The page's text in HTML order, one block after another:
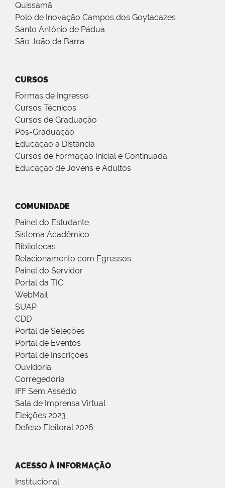
Quissamã
Polo de Inovação Campos dos Goytacazes
Santo Antônio de Pádua
São João da Barra
CURSOS
Formas de Ingresso
Cursos Técnicos
Cursos de Graduação
Pós-Graduação
Educação a Distância
Cursos de Formação Inicial e Continuada
Educação de Jovens e Adultos
COMUNIDADE
Painel do Estudante
Sistema Acadêmico
Bibliotecas
Relacionamento com Egressos
Painel do Servidor
Portal da TIC
WebMail
SUAP
CDD
Portal de Seleções
Portal de Eventos
Portal de Inscrições
Ouvidoria
Corregedoria
IFF Sem Assédio
Sala de Imprensa Virtual
Eleições 2023
Defeso Eleitoral 2026
ACESSO À INFORMAÇÃO
Institucional